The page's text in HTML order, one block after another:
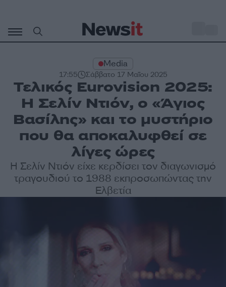
περιεχόμενο
Media
17:55 Σάββατο 17 Μαΐου 2025
Τελικός Eurovision 2025:
Η Σελίν Ντιόν, ο «Άγιος
Βασίλης» και το μυστήριο
που θα αποκαλυφθεί σε
λίγες ώρες
Η Σελίν Ντιόν είχε κερδίσει τον διαγωνισμό
τραγουδιού το 1988 εκπροσωπώντας την
Ελβετία